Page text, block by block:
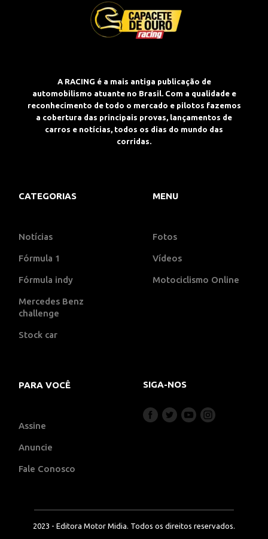
A RACING é a mais antiga publicação de
automobilismo atuante no Brasil. Com a qualidade e
reconhecimento de todo o mercado e pilotos fazemos
a cobertura das principais provas, lançamentos de
carros e notícias, todos os dias do mundo das
corridas.
CATEGORIAS
Notícias
Fórmula 1
Fórmula indy
Mercedes Benz
challenge
Stock car
MENU
Fotos
Vídeos
Motociclismo Online
PARA VOCÊ
Assine
Anuncie
Fale Conosco
SIGA-NOS
2023 - Editora Motor Midia. Todos os direitos reservados.